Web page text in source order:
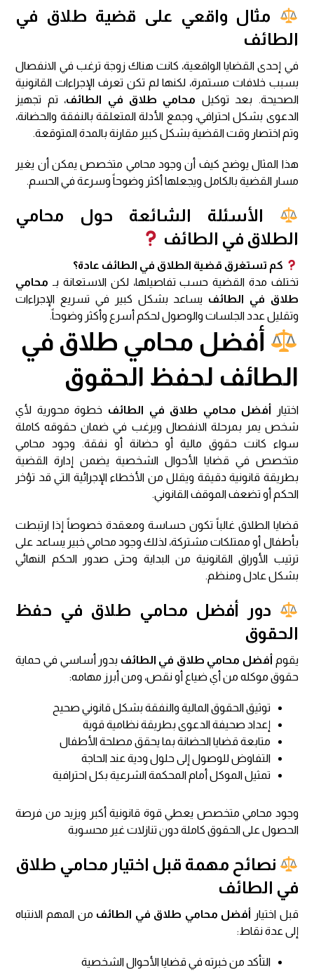
مثال واقعي على قضية طلاق في
الطائف
في إحدى القضايا الواقعية، كانت هناك زوجة ترغب في الانفصال
بسبب خلافات مستمرة، لكنها لم تكن تعرف الإجراءات القانونية
الصحيحة. بعد توكيل محامي طلاق في الطائف، تم تجهيز
الدعوى بشكل احترافي، وجمع الأدلة المتعلقة بالنفقة والحضانة،
وتم اختصار وقت القضية بشكل كبير مقارنة بالمدة المتوقعة.
هذا المثال يوضح كيف أن وجود محامي متخصص يمكن أن يغير
مسار القضية بالكامل ويجعلها أكثر وضوحاً وسرعة في الحسم.
الأسئلة الشائعة حول محامي
الطلاق في الطائف
كم تستغرق قضية الطلاق في الطائف عادة؟
تختلف مدة القضية حسب تفاصيلها، لكن الاستعانة بـ محامي
طلاق في الطائف يساعد بشكل كبير في تسريع الإجراءات
وتقليل عدد الجلسات والوصول لحكم أسرع وأكثر وضوحاً.
أفضل محامي طلاق في
الطائف لحفظ الحقوق
اختيار أفضل محامي طلاق في الطائف خطوة محورية لأي
شخص يمر بمرحلة الانفصال ويرغب في ضمان حقوقه كاملة
سواء كانت حقوق مالية أو حضانة أو نفقة. وجود محامي
متخصص في قضايا الأحوال الشخصية يضمن إدارة القضية
بطريقة قانونية دقيقة ويقلل من الأخطاء الإجرائية التي قد تؤخر
الحكم أو تضعف الموقف القانوني.
قضايا الطلاق غالباً تكون حساسة ومعقدة خصوصاً إذا ارتبطت
بأطفال أو ممتلكات مشتركة، لذلك وجود محامي خبير يساعد على
ترتيب الأوراق القانونية من البداية وحتى صدور الحكم النهائي
بشكل عادل ومنظم.
دور أفضل محامي طلاق في حفظ
الحقوق
يقوم أفضل محامي طلاق في الطائف بدور أساسي في حماية
حقوق موكله من أي ضياع أو نقص، ومن أبرز مهامه:
توثيق الحقوق المالية والنفقة بشكل قانوني صحيح
إعداد صحيفة الدعوى بطريقة نظامية قوية
متابعة قضايا الحضانة بما يحقق مصلحة الأطفال
التفاوض للوصول إلى حلول ودية عند الحاجة
تمثيل الموكل أمام المحكمة الشرعية بكل احترافية
وجود محامي متخصص يعطي قوة قانونية أكبر ويزيد من فرصة
الحصول على الحقوق كاملة دون تنازلات غير محسوبة
نصائح مهمة قبل اختيار محامي طلاق
في الطائف
قبل اختيار أفضل محامي طلاق في الطائف من المهم الانتباه
إلى عدة نقاط:
التأكد من خبرته في قضايا الأحوال الشخصية